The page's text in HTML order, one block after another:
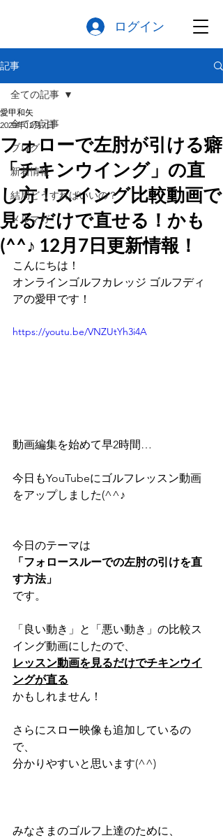
ログイン
記事
全ての記事
ブログ
新着情報
結局どうすればいいの？
メルマガ
全ての記事
フォローで左肘が引ける癖
「チキンウイング」の直
し方！スイング比較動画で
見るだけで直せる！かも
(^^♪ 12月7日更新情報！
愛甲和矢
2020年12月7日
こんにちは！
オンラインゴルフカレッジ ゴルフディ
アの愛甲です！
https://youtu.be/VNZUtYh3i4A
動画編集を始めて早2時間…
今日もYouTubeにゴルフレッスン動画
をアップしました(^^♪
今日のテーマは
「フォロースルーでの左肘の引けを直
す方法」
です。
「良い動き」と「悪い動き」の比較ス
イング動画にしたので、
レッスン動画を見るだけでチキンウイ
ングが直る
かもしれません！
さらにスロー映像も追加しているの
で、
分かりやすいと思います(^^)
みなさまのゴルフ上達のために、